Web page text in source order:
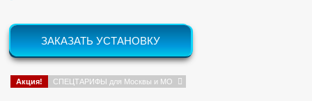
ЗАКАЗАТЬ УСТАНОВКУ
Акция! СПЕЦТАРИФЫ для Москвы и МО